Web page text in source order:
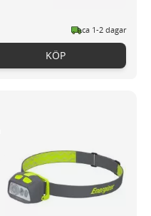
ca 1-2 dagar
KÖP